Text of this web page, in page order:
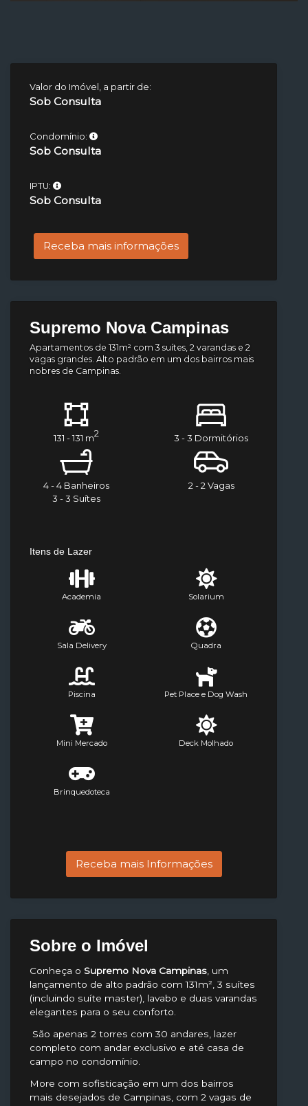
Supremo Nova Campinas
Apartamentos de 131m² com 3 suítes, 2 varandas e 2
vagas grandes. Alto padrão em um dos bairros mais
nobres de Campinas.
131 - 131 m2 3 - 3 Dormitórios
4 - 4 Banheiros
3 - 3 Suítes
2 - 2 Vagas
Itens de Lazer
Academia Solarium
Sala Delivery Quadra
Piscina Pet Place e Dog Wash
Mini Mercado Deck Molhado
Brinquedoteca
Receba mais Informações
Sobre o Imóvel
Conheça o Supremo Nova Campinas , um
lançamento de alto padrão com 131m², 3 suítes
(incluindo suíte master), lavabo e duas varandas
elegantes para o seu conforto.
São apenas 2 torres com 30 andares, lazer
completo com andar exclusivo e até casa de
campo no condomínio.
More com sofisticação em um dos bairros
mais desejados de Campinas, com 2 vagas de
Valor do Imóvel, a partir de:
Sob Consulta
Condomínio:
Sob Consulta
IPTU:
Sob Consulta
Receba mais informações